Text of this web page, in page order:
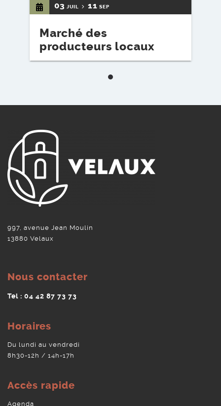
03 JUIL 11 SEP
Marché des
producteurs locaux
997, avenue Jean Moulin
13880 Velaux
Nous contacter
Tel : 04 42 87 73 73
Horaires
Du lundi au vendredi
8h30-12h / 14h-17h
Accès rapide
Agenda